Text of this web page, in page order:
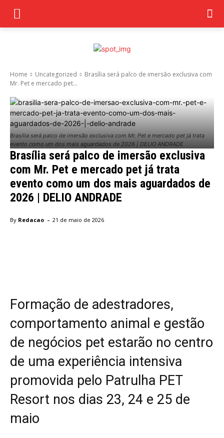
Home Uncategorized
Brasília será palco de imersão exclusiva com
Mr. Pet e mercado pet...
Brasília será palco de imersão exclusiva com Mr. Pet e mercado pet já trata
evento como um dos mais aguardados de 2026 | DELIO ANDRADE
Brasília será palco de imersão exclusiva
com Mr. Pet e mercado pet já trata
evento como um dos mais aguardados de
2026 | DELIO ANDRADE
By Redacao - 21 de maio de 2026
Formação de adestradores,
comportamento animal e gestão
de negócios pet estarão no centro
de uma experiência intensiva
promovida pelo Patrulha PET
Resort nos dias 23, 24 e 25 de
maio